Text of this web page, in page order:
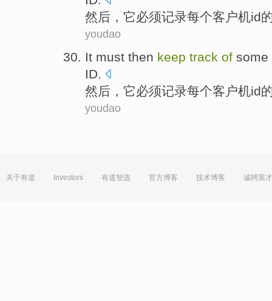
然后 ， 它必须记录每个客户机id
youdao
It must then keep track of some
ID.
然后 ， 它必须记录每个客户机id
youdao
关于有道 Investors 有道智选 官方博客 技术博客 诚聘英才